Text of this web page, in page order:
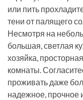
или пить
тени от палящего
Несмотря на
большая, светлая
хозяйка,
комнаты.
проживать даже
надежное, прочное